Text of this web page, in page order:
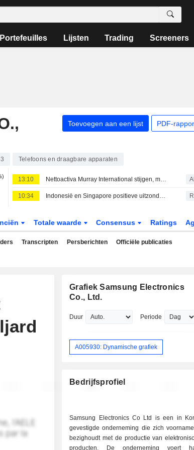
Portefeuilles Lijsten Trading Screeners
Toevoegen aan een lijst PDF-
Telefoons en draagbare apparaten
13:10 Nettoactiva Murray International stijgen, maar prestaties blijven achter bij benchmark
10:34 Indonesië en Singapore positieve uitzonderingen op zwakkere Aziatische beurzen deze week
Totale waarde Consensus Ratings
Transcripten Persberichten Officiële publicaties
Grafiek Samsung Electronics
Co., Ltd.
Duur Periode
A005930: Dynamische grafiek
Bedrijfsprofiel
Samsung Electronics Co Ltd is een in
gevestigde onderneming die zich
bezighoudt met de productie van
producten. De onderneming voert